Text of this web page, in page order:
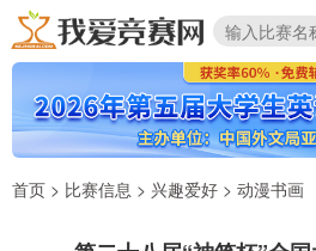
首页 > 比赛信息 > 兴趣爱好 > 动漫书画